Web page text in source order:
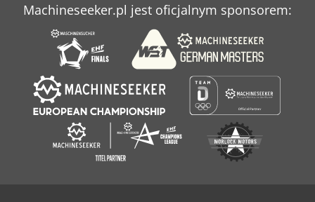
Machineseeker.pl jest oficjalnym sponsorem: